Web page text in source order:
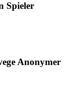
Spieler
Anonymer